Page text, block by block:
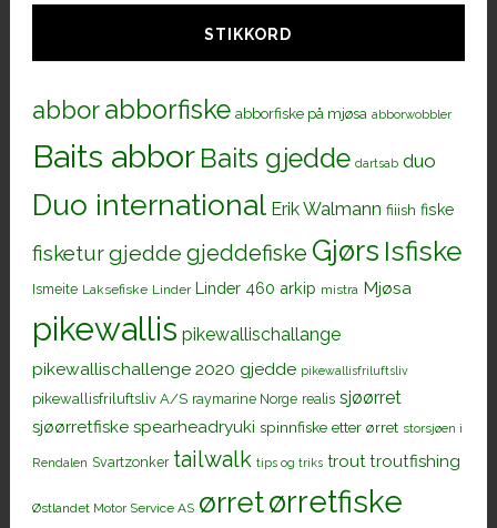
STIKKORD
abborabborfiske abborfiske på mjøsa abborwobbler
Baits abbor Baits gjedde dartsab duo
Duo international Erik Walmann fiiish fiske
fisketurgjedde gjeddefiske Gjørs Isfiske
Ismeite Laksefiske Linder Linder 460 arkip mistra Mjøsa
pikewallis pikewallischallange
pikewallischallenge 2020 gjedde pikewallisfriluftsliv
pikewallisfriluftsliv A/S raymarine Norge realis sjøørret
sjøørretfiske spearheadryuki spinnfiske etter ørret storsjøen i
Rendalen Svartzonker tailwalk tips og triks trout troutfishing
Østlandet Motor Service AS ørretørretfiske